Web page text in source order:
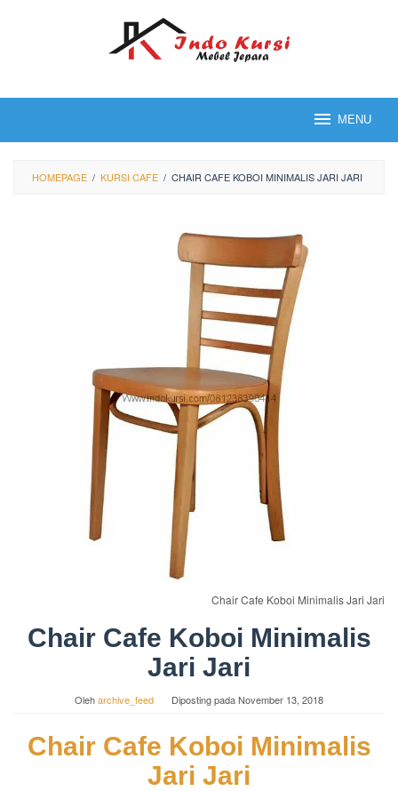
MENU
HOMEPAGE / KURSI CAFE / CHAIR CAFE KOBOI MINIMALIS JARI JARI
Chair Cafe Koboi Minimalis Jari Jari
Chair Cafe Koboi Minimalis
Jari Jari
Oleharchive_feed Diposting padaNovember 13, 2018
Chair Cafe Koboi Minimalis
Jari Jari